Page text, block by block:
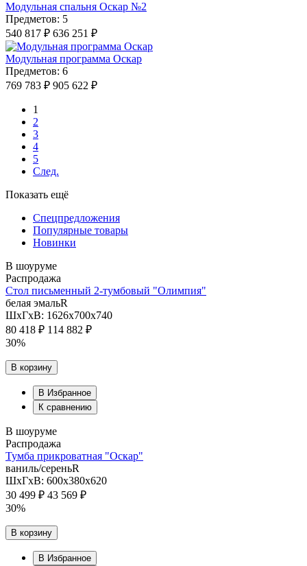
Модульная спальня Оскар №2
Предметов: 5
540 817 ₽ 636 251 ₽
Модульная программа Оскар
Предметов: 6
769 783 ₽ 905 622 ₽
1
2
3
4
5
След.
Показать ещё
Спецпредложения
Популярные товары
Новинки
В шоуруме
Распродажа
Стол письменный 2-тумбовый "Олимпия"
белая эмальR
ШхГхВ: 1626х700х740
80 418 ₽ 114 882 ₽
30%
В корзину
В Избранное
К сравнению
В шоуруме
Распродажа
Тумба прикроватная "Оскар"
ваниль/сереньR
ШхГхВ: 600х380х620
30 499 ₽ 43 569 ₽
30%
В корзину
В Избранное